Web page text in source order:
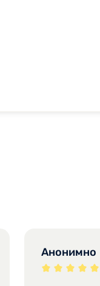
Анонимно